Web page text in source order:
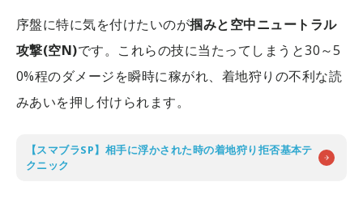
序盤に特に気を付けたいのが掴みと空中ニュートラル
攻撃(空N)です。これらの技に当たってしまうと30～5
0%程のダメージを瞬時に稼がれ、着地狩りの不利な読
みあいを押し付けられます。
【スマブラSP】相手に浮かされた時の着地狩り拒否基本テ
クニック